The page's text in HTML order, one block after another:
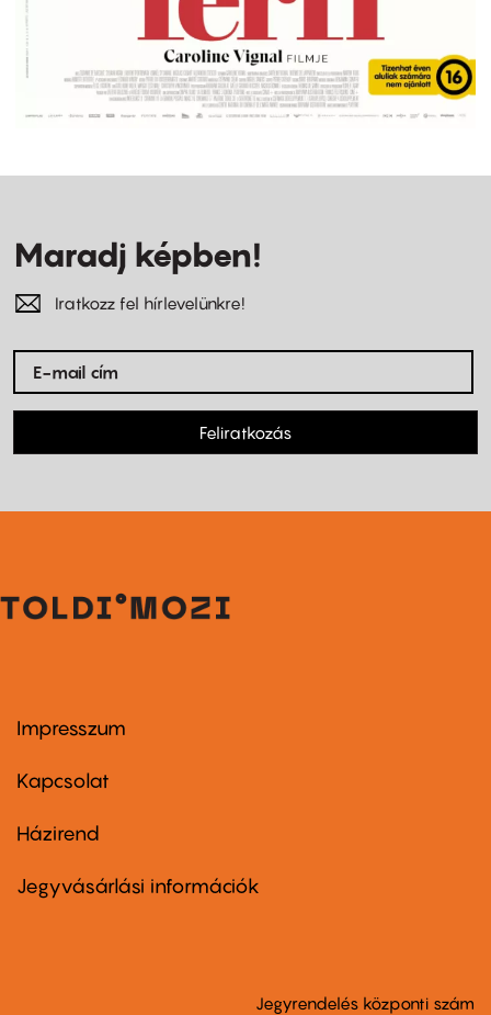
Maradj képben!
Iratkozz fel hírlevelünkre!
Feliratkozás
Footer
first
Impresszum
Kapcsolat
Footer
second
Házirend
Jegyvásárlási információk
Jegyrendelés központi szám